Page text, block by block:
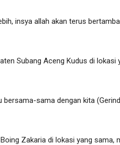
insya allah akan terus
Subang Aceng Kudus di lokasi
bersama-sama dengan kita
Zakaria di lokasi yang sama,